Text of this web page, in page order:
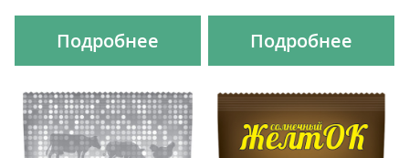
Подробнее Подробнее